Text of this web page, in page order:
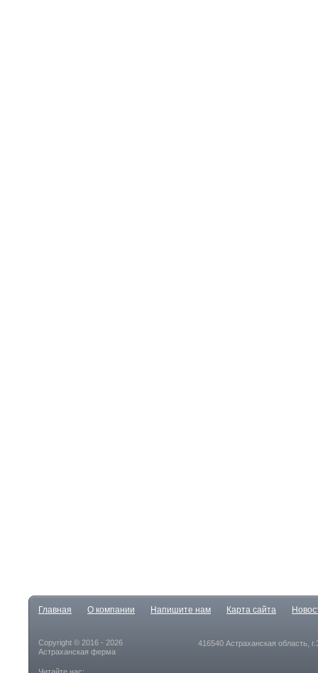
Главная О компании Напишите нам Карта сайта
Copyright © 2016 - 2026
Астраханская ферма
416540 Астраханская область,